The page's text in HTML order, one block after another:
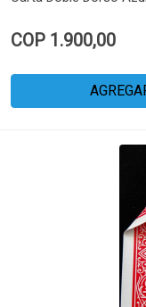
COP 1.900,00